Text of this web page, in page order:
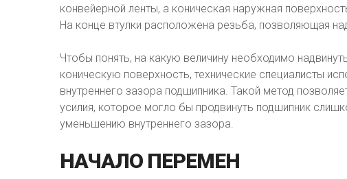
конвейерной ленты, а коническая наружная
На конце втулки расположена резьба, позволяющая
Чтобы понять, на какую величину необходимо
коническую поверхность, технические специалисты
внутреннего зазора подшипника. Такой метод
усилия, которое могло бы продвинуть подшипник
уменьшению внутреннего зазора.
НАЧАЛО ПЕРЕМЕН